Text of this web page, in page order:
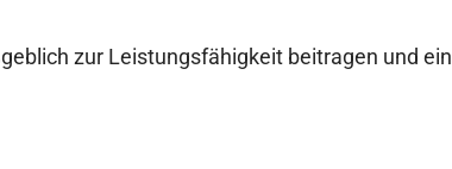
zur Leistungsfähigkeit beitragen und ein